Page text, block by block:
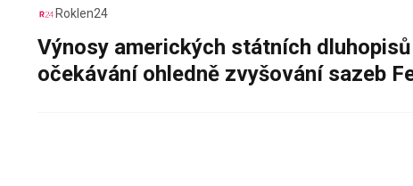
Roklen24
Výnosy amerických státních
očekávání ohledně zvyšování sazeb